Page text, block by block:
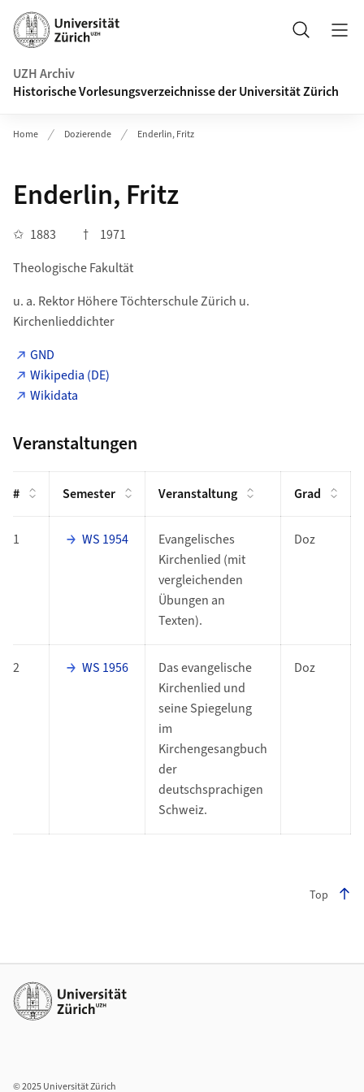
Navigation auf uzh.ch
Suche
UZH Archiv
Historische Vorlesungsverzeichnisse der Universität Zürich
Home Dozierende Enderlin, Fritz
Enderlin, Fritz
✩ 1883 †
1971
Theologische Fakultät
u. a. Rektor Höhere Töchterschule Zürich u.
Kirchenlieddichter
GND
Wikipedia (DE)
Wikidata
Veranstaltungen
# Semester Veranstaltung Grad
1 WS 1954
Evangelisches
Kirchenlied (mit
vergleichenden
Übungen an
Texten).
Doz
2 WS 1956
Das evangelische
Kirchenlied und
seine Spiegelung
im
Kirchengesangbuch
der
deutschsprachigen
Schweiz.
Doz
Top
Weiterführende Links
© 2025 Universität Zürich